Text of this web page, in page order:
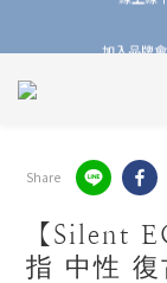
線上
Share
【Silent
指 中性 復